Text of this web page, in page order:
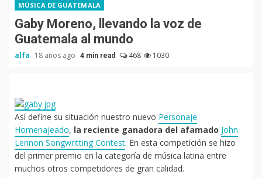
MÚSICA DE GUATEMALA
Gaby Moreno, llevando la voz de
Guatemala al mundo
alfa 18 años ago 4 min read 468 1030
Así define su situación nuestro nuevo Personaje
Homenajeado, la reciente ganadora del afamado John
Lennon Songwritting Contest. En esta competición se hizo
del primer premio en la categoría de música latina entre
muchos otros competidores de gran calidad.